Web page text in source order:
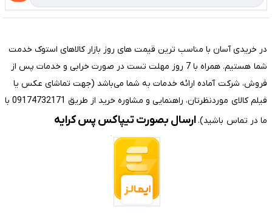
تماس با ما
در خریدی آسان با مناسب ترین قیمت های روز بازار کالاهای استوک خدمت
شما هستیم. همراه با 7 روز مهلت تست در صورت خرابی و خدمات پس از
فروش، شرکت آماده ارائه خدمات به شما می‌باشد (جهت تماشای عکس یا
فیلم کالای موردنظرتان، راهنمایی و مشاوره خرید از طریق 09174732171 با
ما در تماس باشید).ارسال بصورت تیپاکس پس کرایه